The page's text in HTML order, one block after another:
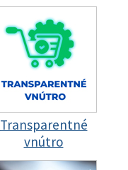
Transparentné
vnútro